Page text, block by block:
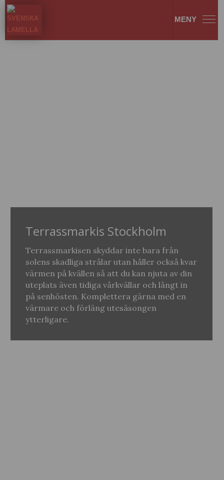
Terrassmarkis Stockholm
Terrassmarkisen skyddar inte bara från
solens skadliga strålar utan håller också kvar
värmen på kvällen så att du kan njuta av din
uteplats även tidiga vårkvällar och långt in
på senhösten. Komplettera gärna med en
värmare och förläng utesäsongen
ytterligare.